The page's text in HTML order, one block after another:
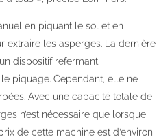
en piquant le sol et en
extraire les asperges. La dernière
dispositif refermant
piquage. Cependant, elle ne
Avec une capacité totale de
n’est nécessaire que lorsque
de cette machine est d’environ